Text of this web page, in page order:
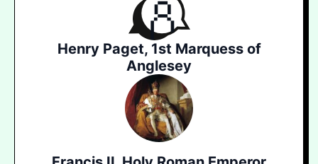
Henry Paget, 1st Marquess of
Anglesey